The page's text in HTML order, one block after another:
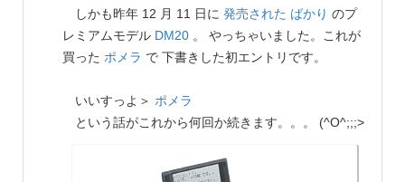
しかも昨年 12 月 11 日に 発売された ばかり のプ
レミアムモデル DM20 。 やっちゃいました。これが
買った ポメラ で 下書きした初エントリです。
いいすっよ＞ ポメラ
という話がこれから何回か続きます。。。 (^O^;;;>